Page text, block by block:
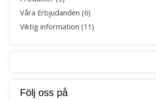
Våra Erbjudanden (6)
Viktig information (11)
Följ oss på